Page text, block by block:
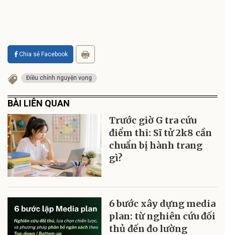
Chia sẻ Facebook
Điều chỉnh nguyện vọng
BÀI LIÊN QUAN
Trước giờ G tra cứu
điểm thi: Sĩ tử 2k8 cần
chuẩn bị hành trang
gì?
6 bước xây dựng media
plan: từ nghiên cứu đối
thủ đến đo lường